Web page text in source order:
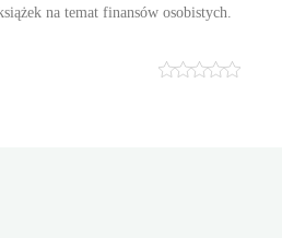
na temat finansów osobistych.